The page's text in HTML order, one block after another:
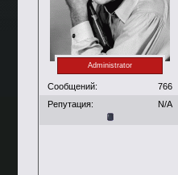
Administrator
Сообщений:
766
Репутация:
N/A